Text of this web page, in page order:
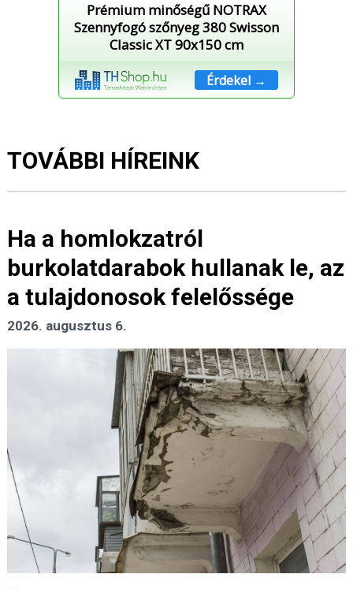
Prémium minőségű NOTRAX
Szennyfogó szőnyeg 380 Swisson
Classic XT 90x150 cm
Érdekel →
TOVÁBBI HÍREINK
Ha a homlokzatról
burkolatdarabok hullanak le, az
a tulajdonosok felelőssége
2026. augusztus 6.